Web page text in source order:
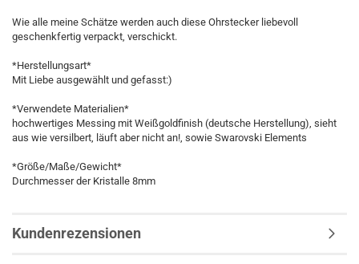
Wie alle meine Schätze werden auch diese Ohrstecker liebevoll
geschenkfertig verpackt, verschickt.
*Herstellungsart*
Mit Liebe ausgewählt und gefasst:)
*Verwendete Materialien*
hochwertiges Messing mit Weißgoldfinish (deutsche Herstellung), sieht
aus wie versilbert, läuft aber nicht an!, sowie Swarovski Elements
*Größe/Maße/Gewicht*
Durchmesser der Kristalle 8mm
Kundenrezensionen